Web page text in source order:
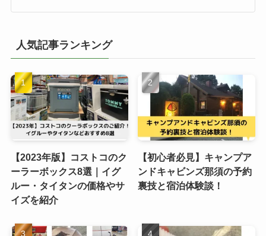
人気記事ランキング
【2023年版】コストコのク
ーラーボックス8選｜イグ
ルー・タイタンの価格やサ
イズを紹介
【初心者必見】キャンプア
ンドキャビンズ那須の予約
裏技と宿泊体験談！